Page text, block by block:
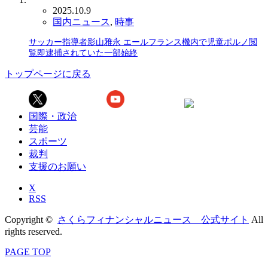
2025.10.9
国内ニュース, 時事
サッカー指導者影山雅永 エールフランス機内で児童ポルノ閲
覧即逮捕されていた一部始終
トップページに戻る
国際・政治
芸能
スポーツ
裁判
支援のお願い
X
RSS
Copyright © さくらフィナンシャルニュース 公式サイト All
rights reserved.
PAGE TOP